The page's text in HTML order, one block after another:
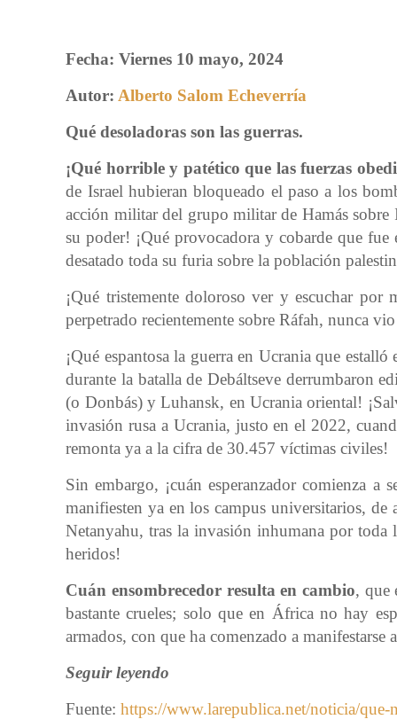
Fecha:Viernes 10 mayo, 2024
Autor: Alberto Salom Echeverría
Qué desoladoras son las guerras.
¡Qué horrible y patético que las fuerzas
de Israel hubieran bloqueado el paso a los
acción militar del grupo militar de Hamás sobre
su poder! ¡Qué provocadora y cobarde que
desatado toda su furia sobre la población
¡Qué tristemente doloroso ver y escuchar
perpetrado recientemente sobre Ráfah, nunca
¡Qué espantosa la guerra en Ucrania que
durante la batalla de Debáltseve derrumbaron
(o Donbás) y Luhansk, en Ucrania oriental!
invasión rusa a Ucrania, justo en el 2022,
remonta ya a la cifra de 30.457 víctimas civiles!
Sin embargo, ¡cuán esperanzador comienza a
manifiesten ya en los campus universitarios, de
Netanyahu, tras la invasión inhumana por toda
heridos!
Cuán ensombrecedor resulta en cambio, que
bastante crueles; solo que en África no hay
armados, con que ha comenzado a manifestarse
Seguir leyendo
Fuente:https://www.larepublica.net/noticia/que-